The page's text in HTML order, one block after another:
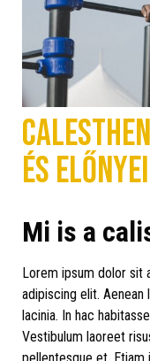
és előnyei
Mi is a
Lorem ipsum dolor sit
adipiscing elit.
lacinia. In hac
Vestibulum laoreet